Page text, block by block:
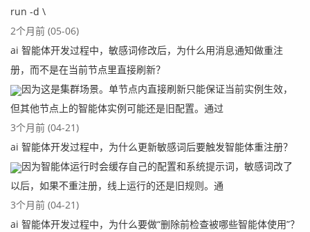
run -d \
2个月前 (05-06)
ai 智能体开发过程中，敏感词修改后，为什么用消息通知做重注
册，而不是在当前节点里直接刷新？
因为这是集群场景。单节点内直接刷新只能保证当前实例生效，
但其他节点上的智能体实例可能还是旧配置。通过
3个月前 (04-21)
ai 智能体开发过程中，为什么更新敏感词后要触发智能体重注册？
因为智能体运行时会缓存自己的配置和系统提示词，敏感词改了
以后，如果不重注册，线上运行的还是旧规则。通
3个月前 (04-21)
ai 智能体开发过程中，为什么要做“删除前检查被哪些智能体使用”？